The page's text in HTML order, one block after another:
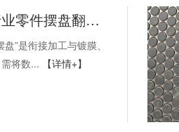
（纽扣）喷涂行业零件摆盘翻板自动化-应用案例
”是衔接加工与镀膜、
将数...
【详情+】